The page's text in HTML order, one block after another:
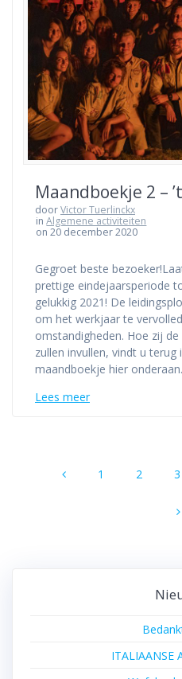
Maandboekje 2 –
doorVictor Tuerlinckx
inAlgemene activiteiten
on 20 december 2020
Gegroet beste
prettige eindejaarsperiode
gelukkig 2021! De
om het werkjaar te
omstandigheden. Hoe zij de
zullen invullen, vindt u terug
maandboekje hier
Lees meer
Pagina
1 Pagina
2 3
ITALIAANSE